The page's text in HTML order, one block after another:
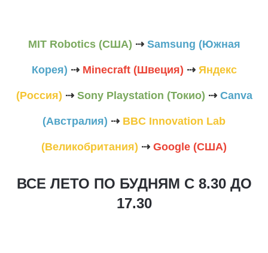
MIT Robotics (США) ⇢ Samsung (Южная
Корея) ⇢ Mineсraft (Швеция) ⇢ Яндекс
(Россия) ⇢ Sony Playstation (Токио) ⇢ Canva
(Австралия) ⇢ BBC Innovation Lab
(Великобритания) ⇢ Google (США)
ВСЕ ЛЕТО ПО БУДНЯМ С 8.30 ДО
17.30